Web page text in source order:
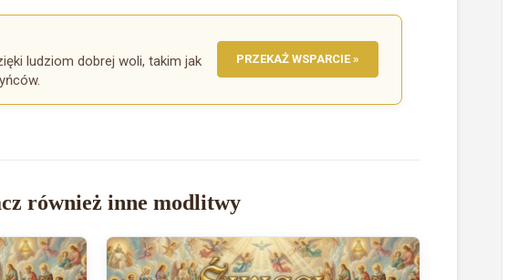
ludziom dobrej woli, takim jak
PRZEKAŻ WSPARCIE »
również inne modlitwy